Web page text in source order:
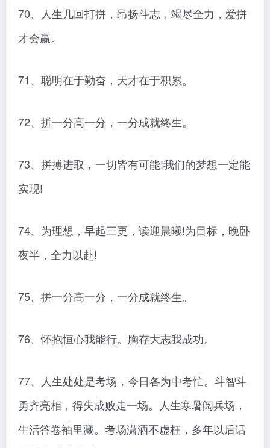
70、人生几回打拼，昂扬斗志，竭尽全力，爱拼
才会赢。
71、聪明在于勤奋，天才在于积累。
72、拼一分高一分，一分成就终生。
73、拼搏进取，一切皆有可能!我们的梦想一定能
实现!
74、为理想，早起三更，读迎晨曦!为目标，晚卧
夜半，全力以赴!
75、拼一分高一分，一分成就终生。
76、怀抱恒心我能行。胸存大志我成功。
77、人生处处是考场，今日各为中考忙。斗智斗
勇齐亮相，得失成败走一场。人生寒暑阅兵场，
生活答卷袖里藏。考场潇洒不虚枉，多年以后话